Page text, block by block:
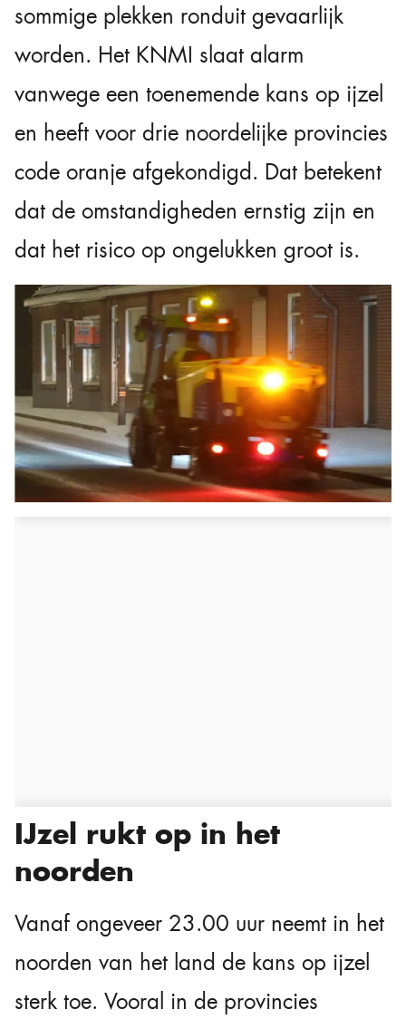
sommige plekken ronduit gevaarlijk
worden. Het KNMI slaat alarm
vanwege een toenemende kans op ijzel
en heeft voor drie noordelijke provincies
code oranje afgekondigd. Dat betekent
dat de omstandigheden ernstig zijn en
dat het risico op ongelukken groot is.
IJzel rukt op in het
noorden
Vanaf ongeveer 23.00 uur neemt in het
noorden van het land de kans op ijzel
sterk toe. Vooral in de provincies